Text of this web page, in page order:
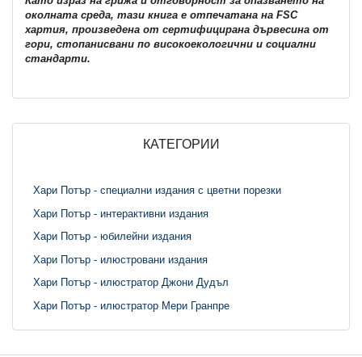
околната среда, тази книга е отпечатана на FSC
хартия, произведена от сертифицирана дървесина от
гори, стопанисвани по високоекологични и социални
стандарти.
КАТЕГОРИИ
Хари Потър - специални издания с цветни порезки
Хари Потър - интерактивни издания
Хари Потър - юбилейни издания
Хари Потър - илюстровани издания
Хари Потър - илюстратор Джони Дудъл
Хари Потър - илюстратор Мери Гранпре